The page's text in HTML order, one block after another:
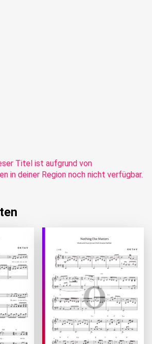
Titel ist aufgrund von
in deiner Region noch nicht verfügbar.